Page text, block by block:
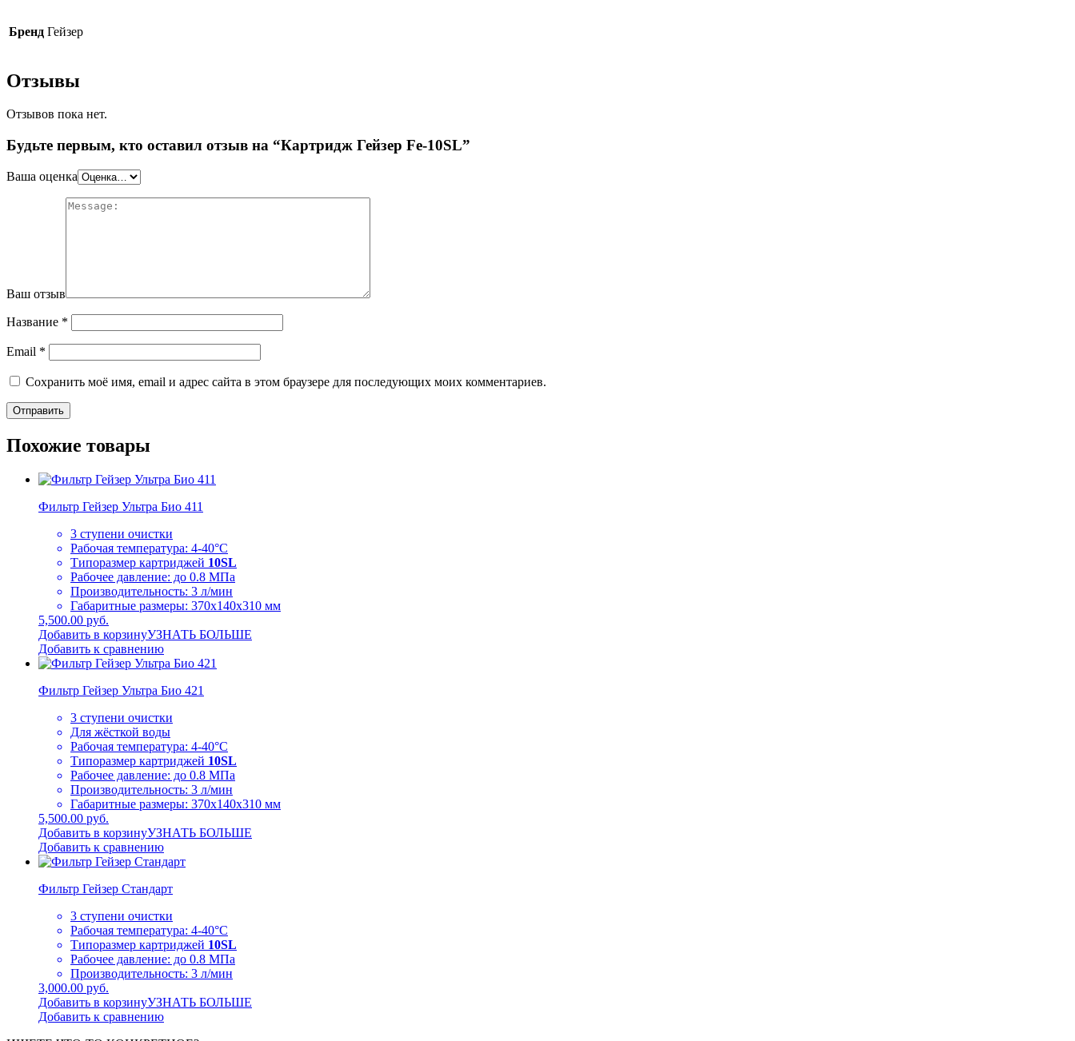
Бренд Гейзер
Отзывы
Отзывов пока нет.
Будьте первым, кто оставил отзыв на “Картридж Гейзер Fe-10SL”
Ваша оценка
Ваш отзыв
Название *
Email *
Сохранить моё имя, email и адрес сайта в этом браузере для последующих моих комментариев.
Похожие товары
Фильтр Гейзер Ультра Био 411
3 ступени очистки
Рабочая температура: 4-40°C
Типоразмер картриджей 10SL
Рабочее давление: до 0.8 МПа
Производительность: 3 л/мин
Габаритные размеры: 370х140х310 мм
5,500.00 руб.
Добавить в корзинуУЗНАТЬ БОЛЬШЕ
Добавить к сравнению
Фильтр Гейзер Ультра Био 421
3 ступени очистки
Для жёсткой воды
Рабочая температура: 4-40°C
Типоразмер картриджей 10SL
Рабочее давление: до 0.8 МПа
Производительность: 3 л/мин
Габаритные размеры: 370х140х310 мм
5,500.00 руб.
Добавить в корзинуУЗНАТЬ БОЛЬШЕ
Добавить к сравнению
Фильтр Гейзер Стандарт
3 ступени очистки
Рабочая температура: 4-40°C
Типоразмер картриджей 10SL
Рабочее давление: до 0.8 МПа
Производительность: 3 л/мин
3,000.00 руб.
Добавить в корзинуУЗНАТЬ БОЛЬШЕ
Добавить к сравнению